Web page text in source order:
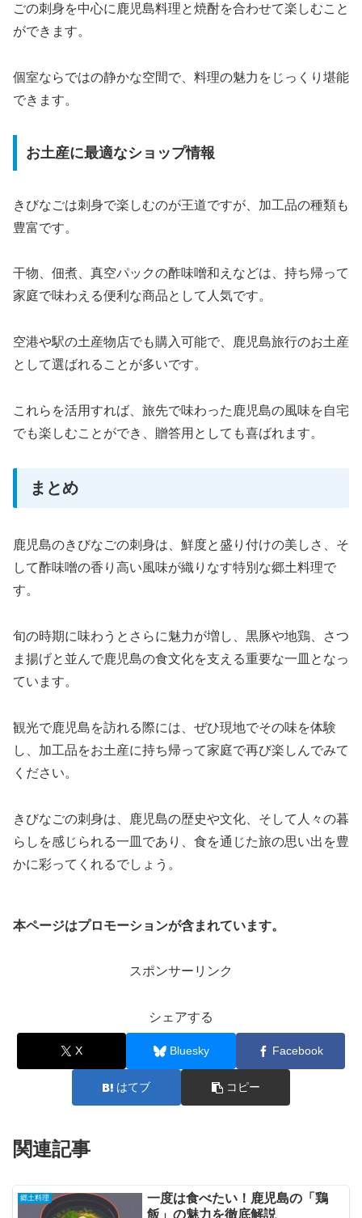
ごの刺身を中心に鹿児島料理と焼酎を合わせて楽しむこと
ができます。
個室ならではの静かな空間で、料理の魅力をじっくり堪能
できます。
お土産に最適なショップ情報
きびなごは刺身で楽しむのが王道ですが、加工品の種類も
豊富です。
干物、佃煮、真空パックの酢味噌和えなどは、持ち帰って
家庭で味わえる便利な商品として人気です。
空港や駅の土産物店でも購入可能で、鹿児島旅行のお土産
として選ばれることが多いです。
これらを活用すれば、旅先で味わった鹿児島の風味を自宅
でも楽しむことができ、贈答用としても喜ばれます。
まとめ
鹿児島のきびなごの刺身は、鮮度と盛り付けの美しさ、そ
して酢味噌の香り高い風味が織りなす特別な郷土料理で
す。
旬の時期に味わうとさらに魅力が増し、黒豚や地鶏、さつ
ま揚げと並んで鹿児島の食文化を支える重要な一皿となっ
ています。
観光で鹿児島を訪れる際には、ぜひ現地でその味を体験
し、加工品をお土産に持ち帰って家庭で再び楽しんでみて
ください。
きびなごの刺身は、鹿児島の歴史や文化、そして人々の暮
らしを感じられる一皿であり、食を通じた旅の思い出を豊
かに彩ってくれるでしょう。
本ページはプロモーションが含まれています。
スポンサーリンク
シェアする
X Bluesky Facebook
はてブ コピー
関連記事
郷土料理
一度は食べたい！鹿児島の「鶏
飯」の魅力を徹底解説